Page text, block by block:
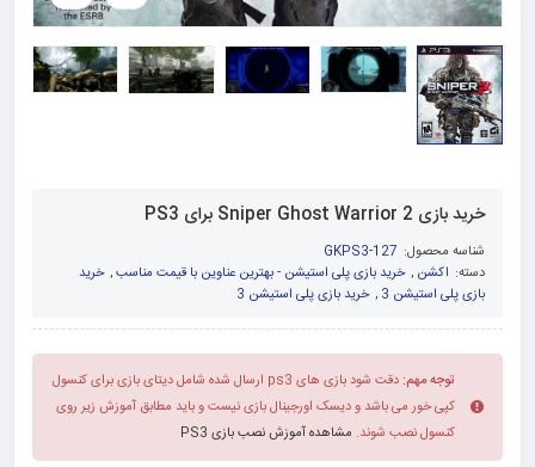
خرید بازی Sniper Ghost Warrior 2 برای PS3
شناسه محصول: GKPS3-127
دسته: اکشن , خرید بازی پلی استیشن - بهترین عناوین با قیمت مناسب, خرید
بازی پلی استیشن 3
, خرید بازی پلی استیشن 3
توجه مهم:
دقت شود بازی های ps3 ارسال شده شامل دیتای بازی برای کنسول
کپی خور می باشد و دیسک اورجینال بازی نیست و باید مطابق آموزش زیر روی
کنسول نصب شوند. مشاهده آموزش نصب بازی PS3